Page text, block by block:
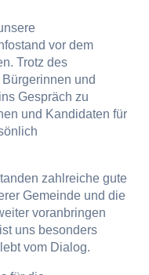
vor dem
Trotz des
und
Gespräch zu
und Kandidaten für
zahlreiche gute
Gemeinde und die
voranbringen
uns besonders
vom Dialog.